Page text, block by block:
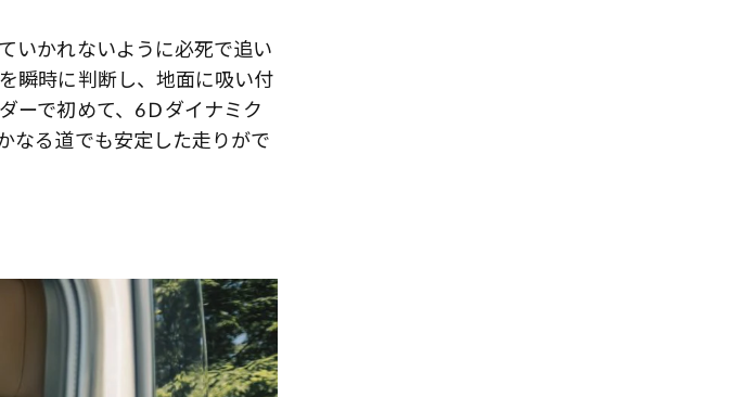
いかれないように必死で追い
瞬時に判断し、地面に吸い付
ーで初めて、6Ｄダイナミク
なる道でも安定した走りがで